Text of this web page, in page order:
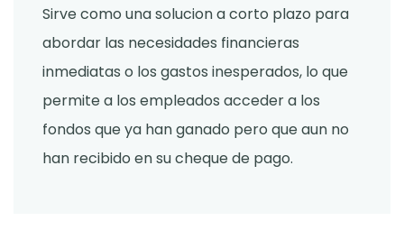
Sirve como una solucion a corto plazo para
abordar las necesidades financieras
inmediatas o los gastos inesperados, lo que
permite a los empleados acceder a los
fondos que ya han ganado pero que aun no
han recibido en su cheque de pago.